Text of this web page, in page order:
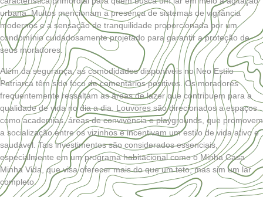
urbana. Muitos mencionam a presença de sistemas de vigilância
modernos e a sensação de tranquilidade proporcionada por um
condomínio cuidadosamente projetado para garantir a proteção de
seus moradores.
Além da segurança, as comodidades disponíveis no Neo Estilo
Patriarca têm sido foco de comentários positivos. Os moradores
frequentemente ressaltam as áreas de lazer que contribuem para a
qualidade de vida no dia a dia. Louvores são direcionados a espaços
como academias, áreas de convivência e playgrounds, que promovem
a socialização entre os vizinhos e incentivam um estilo de vida ativo e
saudável. Tais investimentos são considerados essenciais,
especialmente em um programa habitacional como o Minha Casa
Minha Vida, que visa oferecer mais do que um teto, mas sim um lar
completo.